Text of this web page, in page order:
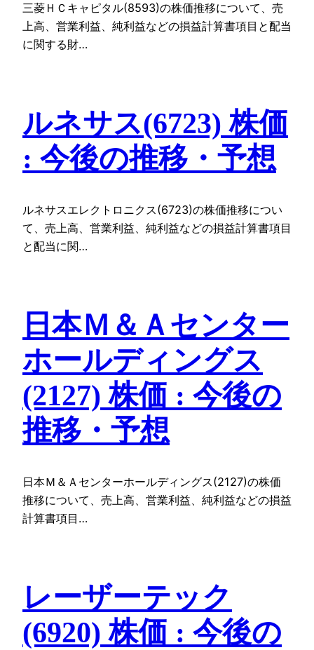
三菱ＨＣキャピタル(8593)の株価推移について、売
上高、営業利益、純利益などの損益計算書項目と配当
に関する財…
ルネサス(6723) 株価
: 今後の推移・予想
ルネサスエレクトロニクス(6723)の株価推移につい
て、売上高、営業利益、純利益などの損益計算書項目
と配当に関…
日本Ｍ＆Ａセンター
ホールディングス
(2127) 株価 : 今後の
推移・予想
日本Ｍ＆Ａセンターホールディングス(2127)の株価
推移について、売上高、営業利益、純利益などの損益
計算書項目…
レーザーテック
(6920) 株価 : 今後の